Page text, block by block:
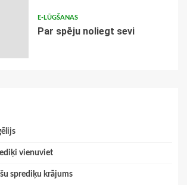
E-LŪGŠANAS
Par spēju noliegt sevi
vienuviet
sprediķu krājums